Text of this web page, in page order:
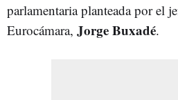
parlamentaria planteada por el
Eurocámara, Jorge Buxadé.